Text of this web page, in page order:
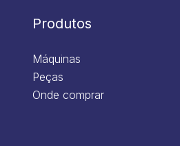
Produtos
Máquinas
Peças
Onde comprar